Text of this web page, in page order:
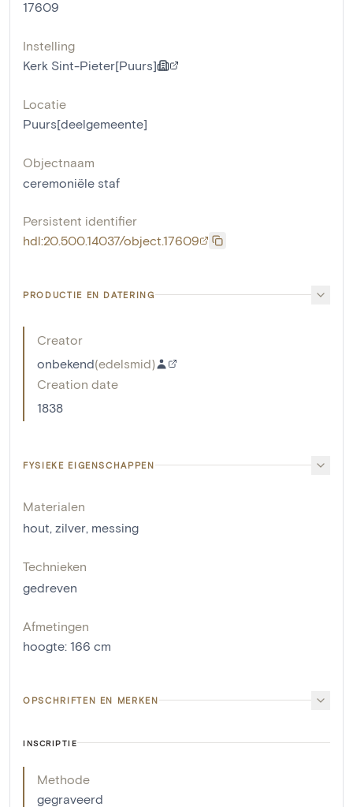
17609
Instelling
Kerk Sint-Pieter[Puurs]
Locatie
Puurs[deelgemeente]
Objectnaam
ceremoniële staf
Persistent identifier
hdl:20.500.14037/object.17609
PRODUCTIE EN DATERING
Creator
onbekend(edelsmid)
Creation date
1838
FYSIEKE EIGENSCHAPPEN
Materialen
hout, zilver, messing
Technieken
gedreven
Afmetingen
hoogte: 166 cm
OPSCHRIFTEN EN MERKEN
INSCRIPTIE
Methode
gegraveerd